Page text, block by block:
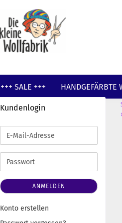
+++ SALE +++ HANDGEFÄRBTE
GUTSCHEINE WOLLE
Kundenlogin
E-
Mail-
Adresse
Passwort
ANMELDEN
Konto erstellen